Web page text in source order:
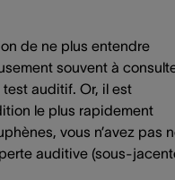
de ne plus entendre
souvent à
auditif. Or, il est
le plus rapidement
vous n’avez pas
auditive (sous-